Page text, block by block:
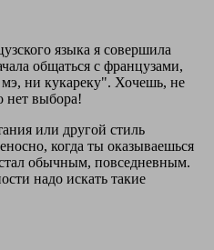
языка я совершила
общаться с французами,
ни кукареку". Хочешь, не
нет выбора!
или другой стиль
когда ты оказываешься
обычным, повседневным.
надо искать такие